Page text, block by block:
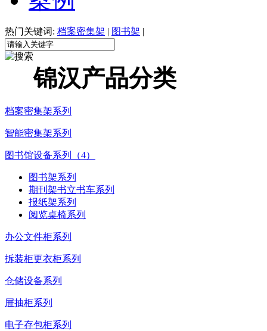
热门关键词: 档案密集架 | 图书架 |
锦汉产品分类
档案密集架系列
智能密集架系列
图书馆设备系列（4）
图书架系列
期刊架书立书车系列
报纸架系列
阅览桌椅系列
办公文件柜系列
拆装柜更衣柜系列
仓储设备系列
屉抽柜系列
电子存包柜系列